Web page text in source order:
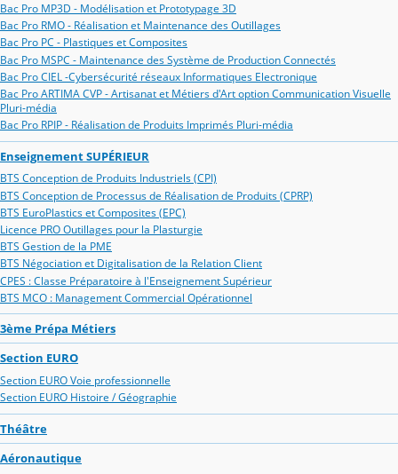
Bac Pro MP3D - Modélisation et Prototypage 3D
Bac Pro RMO - Réalisation et Maintenance des Outillages
Bac Pro PC - Plastiques et Composites
Bac Pro MSPC - Maintenance des Système de Production Connectés
Bac Pro CIEL -Cybersécurité réseaux Informatiques Electronique
Bac Pro ARTIMA CVP - Artisanat et Métiers d'Art option Communication Visuelle
Pluri-média
Bac Pro RPIP - Réalisation de Produits Imprimés Pluri-média
Enseignement SUPÉRIEUR
BTS Conception de Produits Industriels (CPI)
BTS Conception de Processus de Réalisation de Produits (CPRP)
BTS EuroPlastics et Composites (EPC)
Licence PRO Outillages pour la Plasturgie
BTS Gestion de la PME
BTS Négociation et Digitalisation de la Relation Client
CPES : Classe Préparatoire à l'Enseignement Supérieur
BTS MCO : Management Commercial Opérationnel
3ème Prépa Métiers
Section EURO
Section EURO Voie professionnelle
Section EURO Histoire / Géographie
Théâtre
Aéronautique